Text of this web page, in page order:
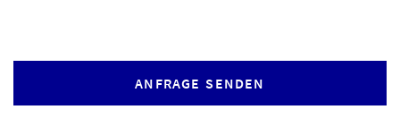
ANFRAGE SENDEN